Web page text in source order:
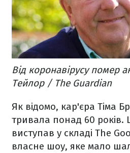
Від коронавірусу помер
Тейлор / The Guardian
Як відомо, кар'єра Тіма
тривала понад 60 років.
виступав у складі The
власне шоу, яке мало